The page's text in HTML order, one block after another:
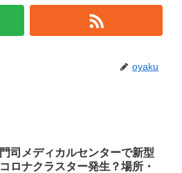
oyaku
門司メディカルセンターで新型
コロナクラスター発生？場所・